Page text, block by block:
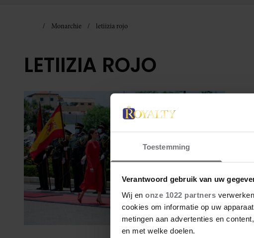
Toestemming
Verantwoord gebruik van uw
Wij en onze 1022 partners
cookies om informatie op uw
metingen aan advertenties en
en met welke doelen.
Monarchie letiizia rojo
LETIIZIA ROJO